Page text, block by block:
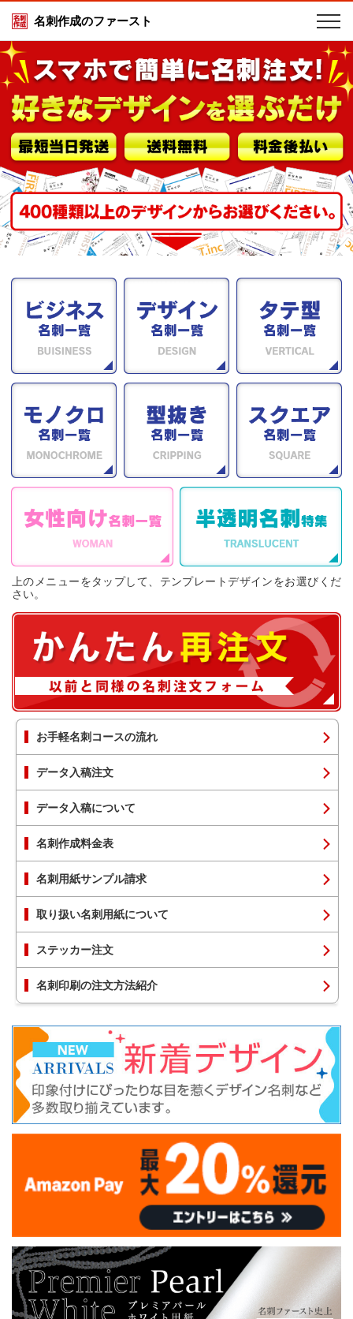
名刺作成のファースト
上のメニューをタップして、テンプレートデザインをお選びくだ
さい。
お手軽名刺コースの流れ
データ入稿注文
データ入稿について
名刺作成料金表
名刺用紙サンプル請求
取り扱い名刺用紙について
ステッカー注文
名刺印刷の注文方法紹介